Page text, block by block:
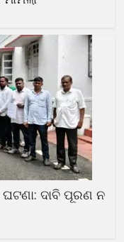
ଦାବି ପୂରଣ ନ